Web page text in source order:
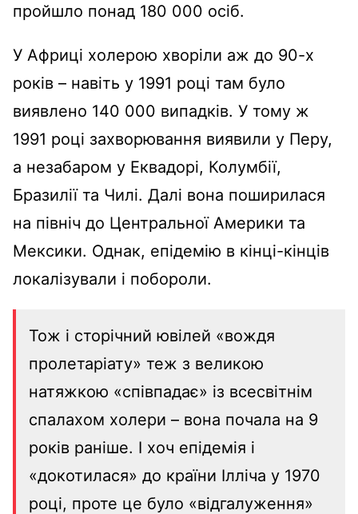
пройшло понад 180 000 осіб.
У Африці холерою хворіли аж до 90-х
років – навіть у 1991 році там було
виявлено 140 000 випадків. У тому ж
1991 році захворювання виявили у Перу,
а незабаром у Еквадорі, Колумбії,
Бразилії та Чилі. Далі вона поширилася
на північ до Центральної Америки та
Мексики. Однак, епідемію в кінці-кінців
локалізували і побороли.
Тож і сторічний ювілей «вождя
пролетаріату» теж з великою
натяжкою «співпадає» із всесвітнім
спалахом холери – вона почала на 9
років раніше. І хоч епідемія і
«докотилася» до країни Ілліча у 1970
році, проте це було «відгалуження»